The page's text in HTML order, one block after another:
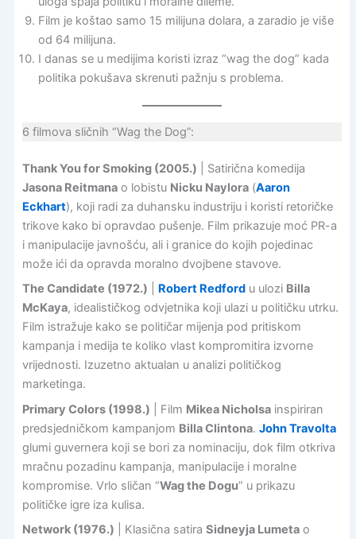
Film je koštao samo 15 milijuna dolara, a zaradio je više
od 64 milijuna.
I danas se u medijima koristi izraz “wag the dog” kada
politika pokušava skrenuti pažnju s problema.
6 filmova sličnih “Wag the Dog”:
Thank You for Smoking (2005.) | Satirična komedija
Jasona Reitmanao lobistu Nicku Naylora(Aaron
Eckhart), koji radi za duhansku industriju i koristi retoričke
trikove kako bi opravdao pušenje. Film prikazuje moć PR-a
i manipulacije javnošću, ali i granice do kojih pojedinac
može ići da opravda moralno dvojbene stavove.
The Candidate (1972.)
Robert Redfordu ulozi Billa
McKaya, idealističkog odvjetnika koji ulazi u političku utrku.
Film istražuje kako se političar mijenja pod pritiskom
kampanja i medija te koliko vlast kompromitira izvorne
vrijednosti. Izuzetno aktualan u analizi političkog
marketinga.
Primary Colors (1998.) | Film Mikea Nicholsainspiriran
predsjedničkom kampanjom Billa Clintona. John Travolta
glumi guvernera koji se bori za nominaciju, dok film otkriva
mračnu pozadinu kampanja, manipulacije i moralne
kompromise. Vrlo sličan “Wag the Dogu” u prikazu
političke igre iza kulisa.
Network (1976.) | Klasična satira Sidneyja Lumetao